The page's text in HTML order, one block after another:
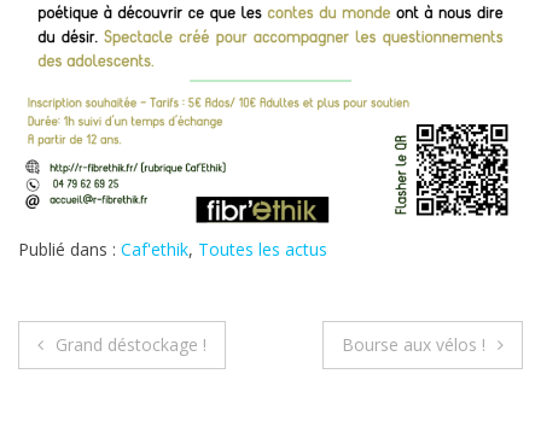
Publié dans : Caf'ethik, Toutes les actus
Navigation
Grand déstockage ! Bourse aux vélos !